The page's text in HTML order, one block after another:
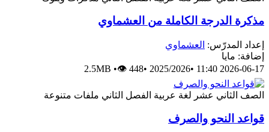
مذكرة الدرجة الكاملة من العشماوي
إعداد المدرّس: العشماوي
إضافة: مايا
2026-06-17 11:40
•
2025/2026
•
2.5MB •👁 448
الصف الثاني عشر لغة عربية الفصل الثاني ملفات متنوعة
قواعد النحو والصرف